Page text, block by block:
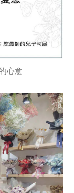
心意